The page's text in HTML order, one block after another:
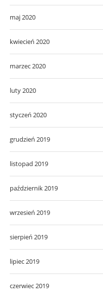
maj 2020
kwiecień 2020
marzec 2020
luty 2020
styczeń 2020
grudzień 2019
listopad 2019
październik 2019
wrzesień 2019
sierpień 2019
lipiec 2019
czerwiec 2019